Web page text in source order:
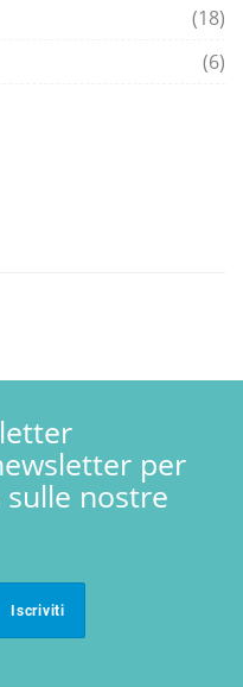
(18)
(6)
per
nostre
Iscriviti